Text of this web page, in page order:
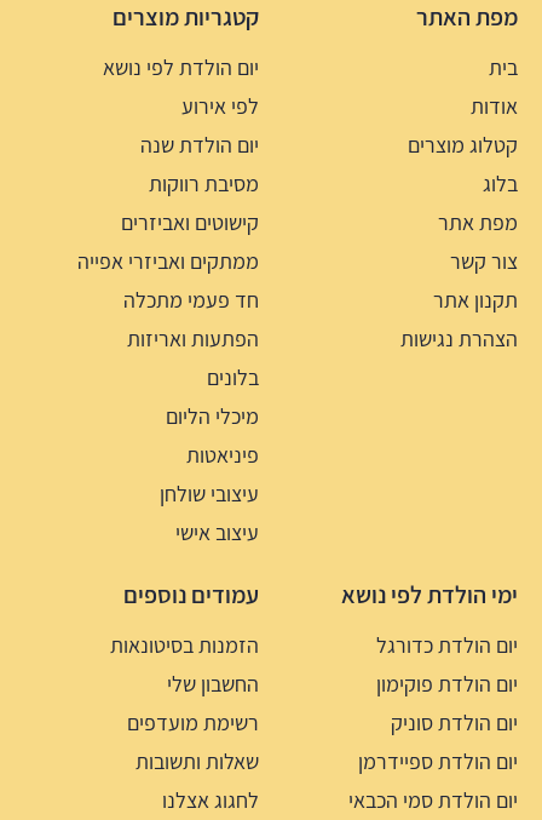
מפת האתר
בית
אודות
קטלוג מוצרים
בלוג
מפת אתר
צור קשר
תקנון אתר
הצהרת נגישות
קטגריות מוצרים
יום הולדת לפי נושא
לפי אירוע
יום הולדת שנה
מסיבת רווקות
קישוטים ואביזרים
ממתקים ואביזרי אפייה
חד פעמי מתכלה
הפתעות ואריזות
בלונים
מיכלי הליום
פיניאטות
עיצובי שולחן
עיצוב אישי
ימי הולדת לפי נושא
יום הולדת כדורגל
יום הולדת פוקימון
יום הולדת סוניק
יום הולדת ספיידרמן
יום הולדת סמי הכבאי
עמודים נוספים
הזמנות בסיטונאות
החשבון שלי
רשימת מועדפים
שאלות ותשובות
לחגוג אצלנו